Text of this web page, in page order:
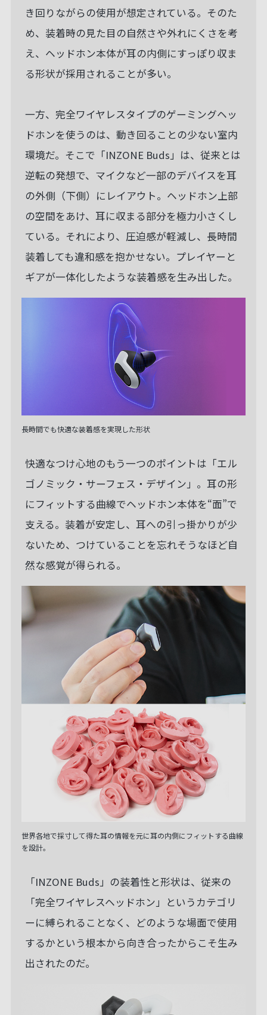
き回りながらの使用が想定されている。そのた
め、装着時の見た目の自然さや外れにくさを考
え、ヘッドホン本体が耳の内側にすっぽり収ま
る形状が採用されることが多い。
一方、完全ワイヤレスタイプのゲーミングヘッ
ドホンを使うのは、動き回ることの少ない室内
環境だ。そこで「INZONE Buds」は、従来とは
逆転の発想で、マイクなど一部のデバイスを耳
の外側（下側）にレイアウト。ヘッドホン上部
の空間をあけ、耳に収まる部分を極力小さくし
ている。それにより、圧迫感が軽減し、長時間
装着しても違和感を抱かせない。プレイヤーと
ギアが一体化したような装着感を生み出した。
長時間でも快適な装着感を実現した形状
快適なつけ心地のもう一つのポイントは「エル
ゴノミック・サーフェス・デザイン」。耳の形
にフィットする曲線でヘッドホン本体を“面”で
支える。装着が安定し、耳への引っ掛かりが少
ないため、つけていることを忘れそうなほど自
然な感覚が得られる。
世界各地で採寸して得た耳の情報を元に耳の内側にフィットする曲線
を設計。
「INZONE Buds」の装着性と形状は、従来の
「完全ワイヤレスヘッドホン」というカテゴリ
ーに縛られることなく、どのような場面で使用
するかという根本から向き合ったからこそ生み
出されたのだ。